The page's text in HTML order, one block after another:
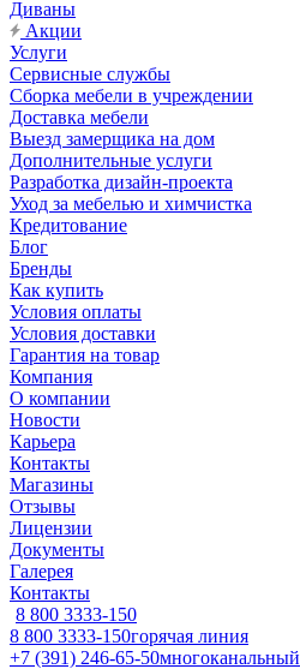
Диваны
Акции
Услуги
Сервисные службы
Сборка мебели в учреждении
Доставка мебели
Выезд замерщика на дом
Дополнительные услуги
Разработка дизайн-проекта
Уход за мебелью и химчистка
Кредитование
Блог
Бренды
Как купить
Условия оплаты
Условия доставки
Гарантия на товар
Компания
О компании
Новости
Карьера
Контакты
Магазины
Отзывы
Лицензии
Документы
Галерея
Контакты
8 800 3333-150
8 800 3333-150горячая линия
+7 (391) 246-65-50многоканальный